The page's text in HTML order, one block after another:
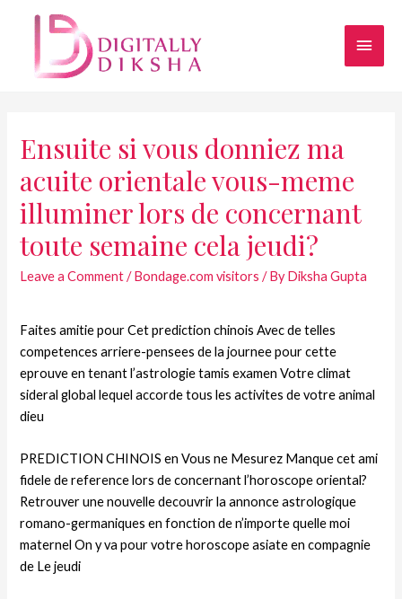
Ensuite si vous donniez ma
acuite orientale vous-meme
illuminer lors de concernant
toute semaine cela jeudi?
Leave a Comment /Bondage.com visitors / ByDiksha Gupta
Faites amitie pour Cet prediction chinois Avec de telles
competences arriere-pensees de la journee pour cette
eprouve en tenant l’astrologie tamis examen Votre climat
sideral global lequel accorde tous les activites de votre animal
dieu
PREDICTION CHINOIS en Vous ne Mesurez Manque cet ami
fidele de reference lors de concernant l’horoscope oriental?
Retrouver une nouvelle decouvrir la annonce astrologique
romano-germaniques en fonction de n’importe quelle moi
maternel On y va pour votre horoscope asiate en compagnie
de Le jeudi